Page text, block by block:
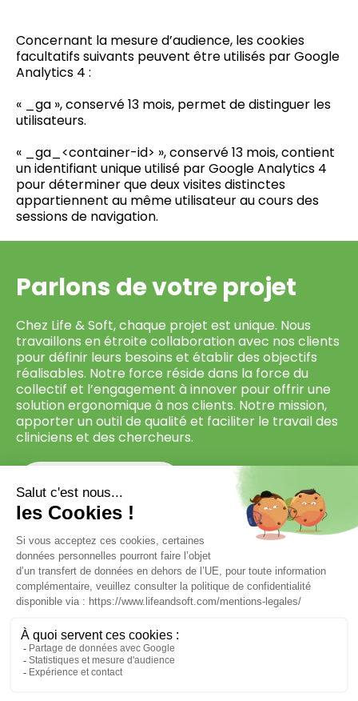
Concernant la mesure d’audience, les cookies
facultatifs suivants peuvent être utilisés par Google
Analytics 4 :
« _ga », conservé 13 mois, permet de distinguer les
utilisateurs.
« _ga_<container-id> », conservé 13 mois, contient
un identifiant unique utilisé par Google Analytics 4
pour déterminer que deux visites distinctes
appartiennent au même utilisateur au cours des
sessions de navigation.
Parlons de votre projet
Chez Life & Soft, chaque projet est unique. Nous
travaillons en étroite collaboration avec nos clients
pour définir leurs besoins et établir des objectifs
réalisables. Notre force réside dans la force du
collectif et l’engagement à innover pour offrir une
solution ergonomique à nos clients. Notre mission,
apporter un outil de qualité et faciliter le travail des
cliniciens et des chercheurs.
Rencontrons-nous